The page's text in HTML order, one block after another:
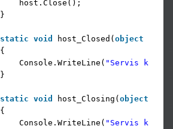
host.Close();
}
static void host_Closed( object
{
Console.WriteLine( "Servis
}
static void host_Closing( object
{
Console.WriteLine( "Servis